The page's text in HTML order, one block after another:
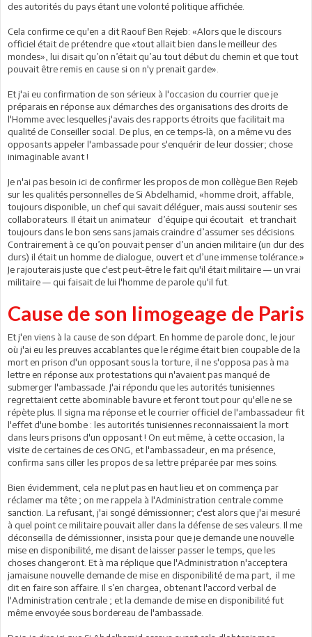
des autorités du pays étant une volonté politique affichée.
Cela confirme ce qu'en a dit Raouf Ben Rejeb: «Alors que le discours
officiel était de prétendre que «tout allait bien dans le meilleur des
mondes», lui disait qu’on n’était qu’au tout début du chemin et que tout
pouvait être remis en cause si on n'y prenait garde».
Et j'ai eu confirmation de son sérieux à l'occasion du courrier que je
préparais en réponse aux démarches des organisations des droits de
l'Homme avec lesquelles j'avais des rapports étroits que facilitait ma
qualité de Conseiller social. De plus, en ce temps-là, on a même vu des
opposants appeler l'ambassade pour s'enquérir de leur dossier; chose
inimaginable avant !
Je n'ai pas besoin ici de confirmer les propos de mon collègue Ben Rejeb
sur les qualités personnelles de Si Abdelhamid, «homme droit, affable,
toujours disponible, un chef qui savait déléguer, mais aussi soutenir ses
collaborateurs. Il était un animateur d’équipe qui écoutait et tranchait
toujours dans le bon sens sans jamais craindre d’assumer ses décisions.
Contrairement à ce qu’on pouvait penser d’un ancien militaire (un dur des
durs) il était un homme de dialogue, ouvert et d’une immense tolérance.»
Je rajouterais juste que c'est peut-être le fait qu'il était militaire — un vrai
militaire — qui faisait de lui l'homme de parole qu'il fut.
Cause de son limogeage de Paris
Et j'en viens à la cause de son départ. En homme de parole donc, le jour
où j'ai eu les preuves accablantes que le régime était bien coupable de la
mort en prison d'un opposant sous la torture, il ne s'opposa pas à ma
lettre en réponse aux protestations qui n'avaient pas manqué de
submerger l'ambassade. J'ai répondu que les autorités tunisiennes
regrettaient cette abominable bavure et feront tout pour qu'elle ne se
répète plus. Il signa ma réponse et le courrier officiel de l'ambassadeur fit
l'effet d'une bombe : les autorités tunisiennes reconnaissaient la mort
dans leurs prisons d'un opposant ! On eut même, à cette occasion, la
visite de certaines de ces ONG, et l'ambassadeur, en ma présence,
confirma sans ciller les propos de sa lettre préparée par mes soins.
Bien évidemment, cela ne plut pas en haut lieu et on commença par
réclamer ma tête ; on me rappela à l'Administration centrale comme
sanction. La refusant, j'ai songé démissionner; c'est alors que j'ai mesuré
à quel point ce militaire pouvait aller dans la défense de ses valeurs. Il me
déconseilla de démissionner, insista pour que je demande une nouvelle
mise en disponibilité, me disant de laisser passer le temps, que les
choses changeront. Et à ma réplique que l'Administration n'acceptera
jamaisune nouvelle demande de mise en disponibilité de ma part, il me
dit en faire son affaire. Il s’en chargea, obtenant l'accord verbal de
l'Administration centrale ; et la demande de mise en disponibilité fut
même envoyée sous bordereau de l'ambassade.